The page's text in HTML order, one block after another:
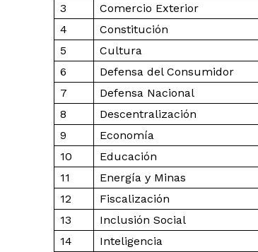
3
Comercio Exterior
4
Constitución
5
Cultura
6
Defensa del Consumidor
7
Defensa Nacional
8
Descentralización
9
Economía
10
Educación
11
Energía y Minas
12
Fiscalización
13
Inclusión Social
14
Inteligencia